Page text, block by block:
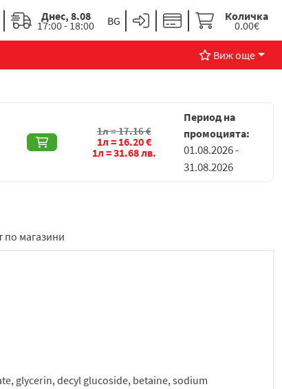
Днес, 8.08
17:00 - 18:00
Количка
0.00€
Виж още
1л =17.16€
1л = 16.20€
1л =31.68лв.
Период на
промоцията:
01.08.2026 -
31.08.2026
по магазини
glycerin, decyl glucoside, betaine, sodium